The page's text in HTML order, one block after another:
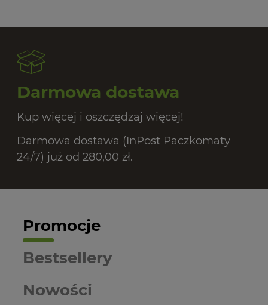
Darmowa dostawa
Kup więcej i oszczędzaj więcej!
Darmowa dostawa (InPost Paczkomaty
24/7) już od 280,00 zł.
Promocje
Nowości
Bestsellery